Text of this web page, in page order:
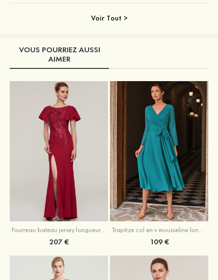
Voir Tout >
VOUS POURRIEZ AUSSI
AIMER
207 € 109 €